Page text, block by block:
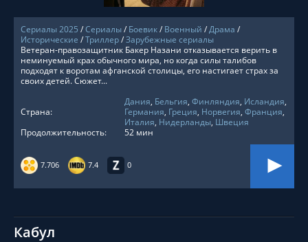
Сериалы 2025 /Сериалы/ Боевик/ Военный /Драма /
Исторические /Триллер/Зарубежные сериалы
7.706 7.4 0
Ветеран-правозащитник Бакер Назани отказывается верить в
неминуемый крах обычного мира, но когда силы талибов
подходят к воротам афганской столицы, его настигает страх за
своих детей. Сюжет...
Страна:
Дания, Бельгия, Финляндия, Исландия,
Германия, Греция, Норвегия, Франция,
Италия, Нидерланды, Швеция
Продолжительность:
52 мин
Кабул